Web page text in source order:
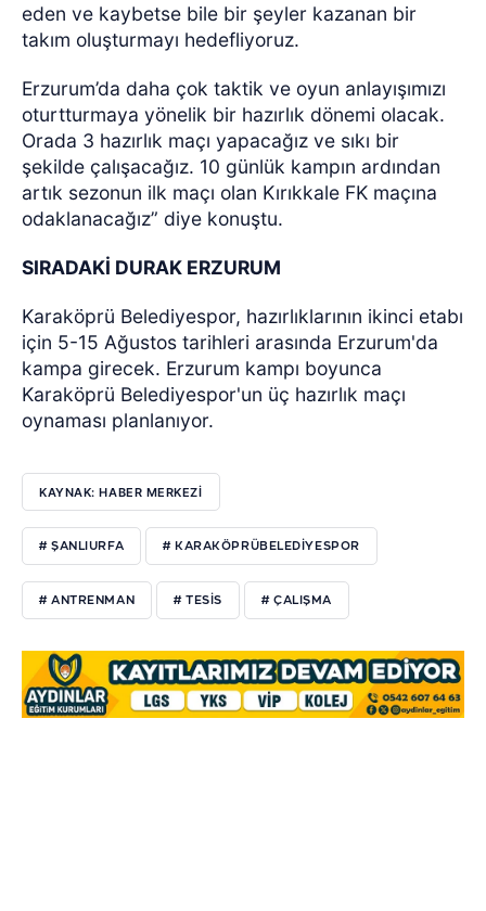
eden ve kaybetse bile bir şeyler kazanan bir
takım oluşturmayı hedefliyoruz.
Erzurum’da daha çok taktik ve oyun anlayışımızı
oturtturmaya yönelik bir hazırlık dönemi olacak.
Orada 3 hazırlık maçı yapacağız ve sıkı bir
şekilde çalışacağız. 10 günlük kampın ardından
artık sezonun ilk maçı olan Kırıkkale FK maçına
odaklanacağız” diye konuştu.
SIRADAKİ DURAK ERZURUM
Karaköprü Belediyespor, hazırlıklarının ikinci etabı
için 5-15 Ağustos tarihleri arasında Erzurum'da
kampa girecek. Erzurum kampı boyunca
Karaköprü Belediyespor'un üç hazırlık maçı
oynaması planlanıyor.
KAYNAK: HABER MERKEZİ
# ŞANLIURFA # KARAKÖPRÜBELEDIYESPOR
# ANTRENMAN # TESIS # ÇALIŞMA